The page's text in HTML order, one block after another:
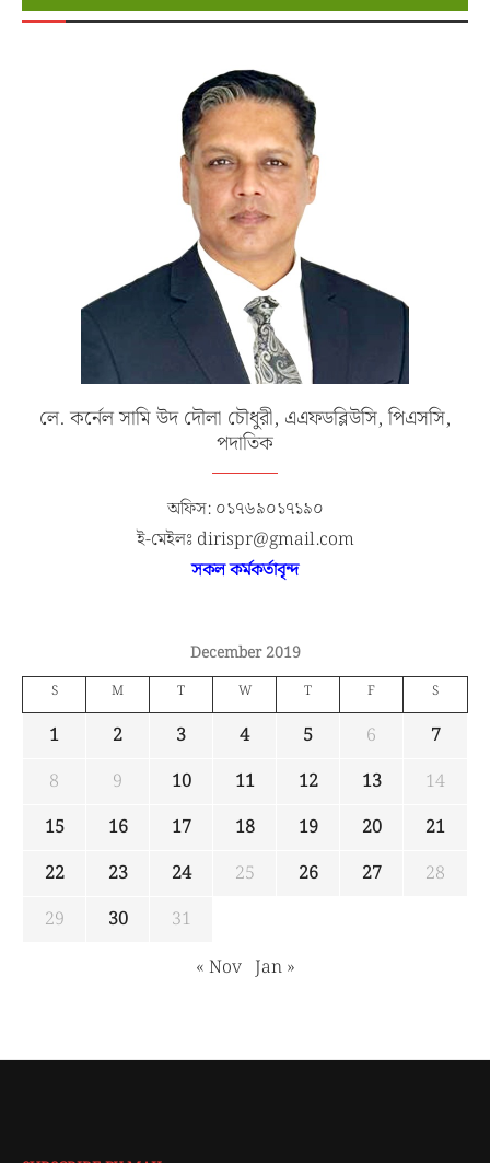
লে. কর্নেল সামি উদ দৌলা চৌধুরী, এএফডব্লিউসি, পিএসসি,
পদাতিক
অফিস: ০১৭৬৯০১৭১৯০
ই-মেইলঃ dirispr@gmail.com
সকল কর্মকর্তাবৃন্দ
December 2019
S M T W T F S
1 2 3 4 5 6
7
8
9 10 11 12 13
14
15
16 17 18 19 20
21
22
23 24 25 26 27
28
29
30
31
« Nov Jan »